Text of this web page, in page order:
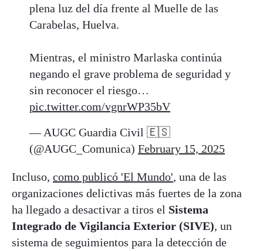
plena luz del día frente al Muelle de las
Carabelas, Huelva.
Mientras, el ministro Marlaska continúa
negando el grave problema de seguridad y
sin reconocer el riesgo…
pic.twitter.com/vgnrWP35bV
— AUGC Guardia Civil 🇪🇸
(@AUGC_Comunica) February 15, 2025
Incluso, como publicó 'El Mundo', una de las
organizaciones delictivas más fuertes de la zona
ha llegado a desactivar a tiros el Sistema
Integrado de Vigilancia Exterior (SIVE), un
sistema de seguimientos para la detección de